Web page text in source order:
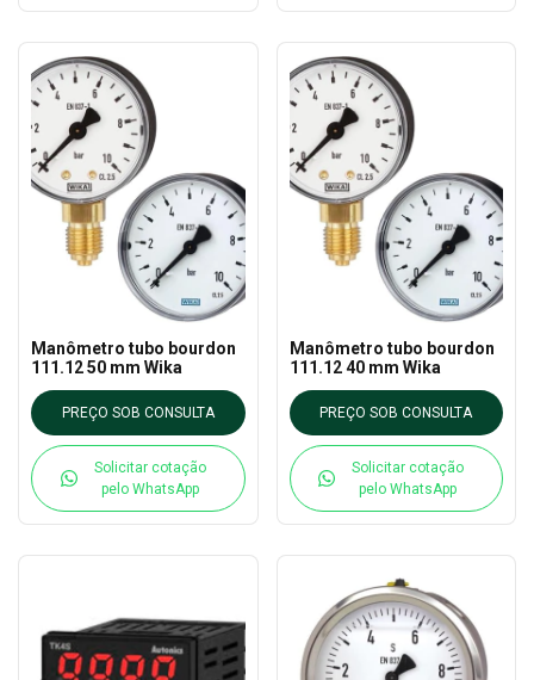
Manômetro tubo bourdon
111.12 50 mm Wika
PREÇO SOB CONSULTA
Solicitar cotação
pelo WhatsApp
Manômetro tubo bourdon
111.12 40 mm Wika
PREÇO SOB CONSULTA
Solicitar cotação
pelo WhatsApp